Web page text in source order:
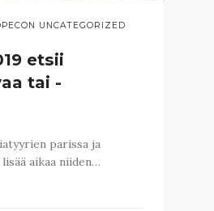
UNCATEGORIZED
etsii
tai -
parissa ja
aikaa niiden…